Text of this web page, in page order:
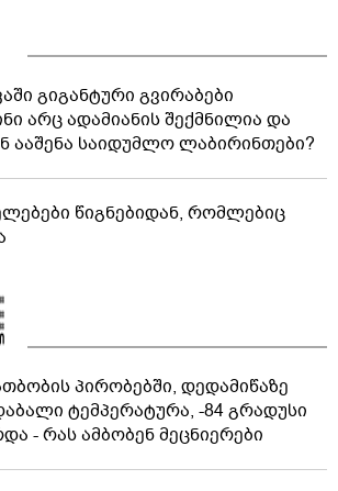
გიგანტური გვირაბები
არც ადამიანის შექმნილია და
ააშენა საიდუმლო ლაბირინთები?
წიგნებიდან, რომლებიც
პირობებში, დედამიწაზე
ტემპერატურა, -84 გრადუსი
- რას ამბობენ მეცნიერები